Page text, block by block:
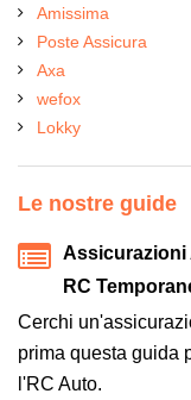
Amissima
Poste Assicura
Axa
wefox
Lokky
Le nostre guide
Assicurazioni
RC
Cerchi
prima questa guida
l'RC Auto.